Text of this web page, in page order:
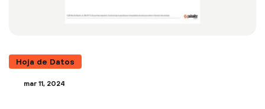
Hoja de Datos
mar 11, 2024